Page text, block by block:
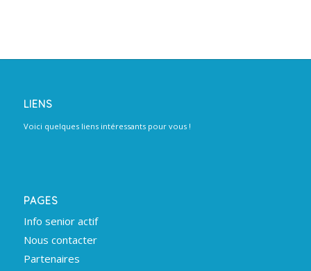
LIENS
Voici quelques liens intéressants pour vous !
PAGES
Info senior actif
Nous contacter
Partenaires